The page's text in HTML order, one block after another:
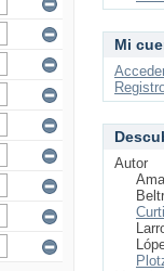
Mi
Autor